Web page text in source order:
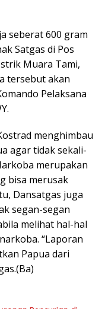
seberat 600 gram
Satgas di Pos
Muara Tami,
tersebut akan
Pelaksana
menghimbau
agar tidak sekali-
merupakan
bisa merusak
Dansatgas juga
segan-segan
melihat hal-hal
“Laporan
Papua dari